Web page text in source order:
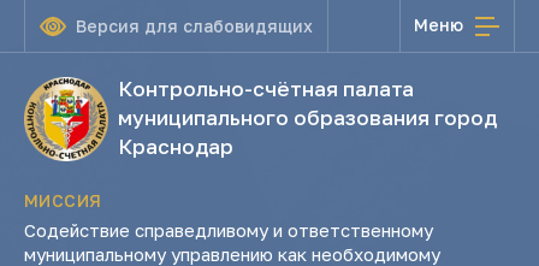
Версия для слабовидящих Меню
Контрольно-счётная палата
муниципального образования город
Краснодар
МИССИЯ
Содействие справедливому и ответственному
муниципальному управлению как необходимому